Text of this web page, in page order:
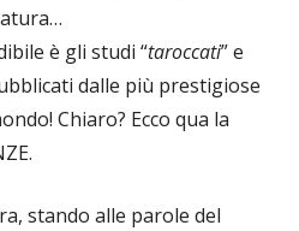
è gli studi “taroccati” e
dalle più prestigiose
Chiaro? Ecco qua la
stando alle parole del